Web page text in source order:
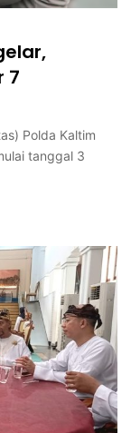
7
Polda Kaltim
tanggal 3